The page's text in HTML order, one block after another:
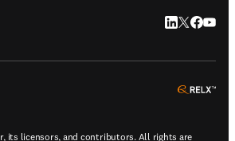
LinkedIn
Twitter
its licensors, and contributors. All rights are